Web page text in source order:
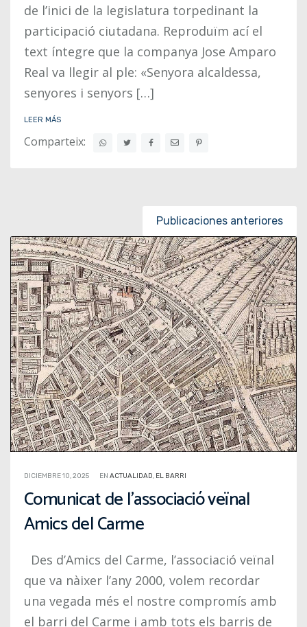
de l’inici de la legislatura torpedinant la
participació ciutadana. Reproduïm ací el
text íntegre que la companya Jose Amparo
Real va llegir al ple: «Senyora alcaldessa,
senyores i senyors […]
LEER MÁS
Comparteix:
Publicaciones anteriores
DICIEMBRE 10, 2025 EN ACTUALIDAD, EL BARRI
Comunicat de l’associació veïnal
Amics del Carme
Des d’Amics del Carme, l’associació veïnal
que va nàixer l’any 2000, volem recordar
una vegada més el nostre compromís amb
el barri del Carme i amb tots els barris de